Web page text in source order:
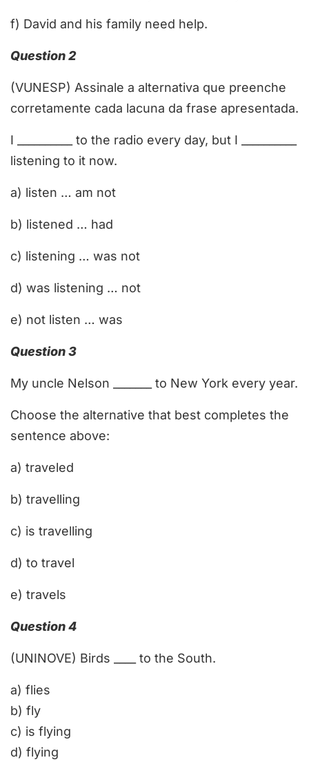
f) David and his family need help.
Question 2
(VUNESP) Assinale a alternativa que preenche
corretamente cada lacuna da frase apresentada.
I __________ to the radio every day, but I __________
listening to it now.
a) listen … am not
b) listened … had
c) listening … was not
d) was listening … not
e) not listen … was
Question 3
My uncle Nelson _______ to New York every year.
Choose the alternative that best completes the
sentence above:
a) traveled
b) travelling
c) is travelling
d) to travel
e) travels
Question 4
(UNINOVE) Birds ____ to the South.
a) flies
b) fly
c) is flying
d) flying